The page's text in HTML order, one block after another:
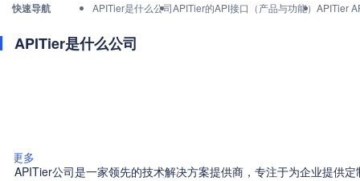
快速导航 APITier是什么公司APITier的API接口（产品与功能） APITier
APITier是什么公司
更多
APITier公司是一家领先的技术解决方案提供商，专注于为企业提供